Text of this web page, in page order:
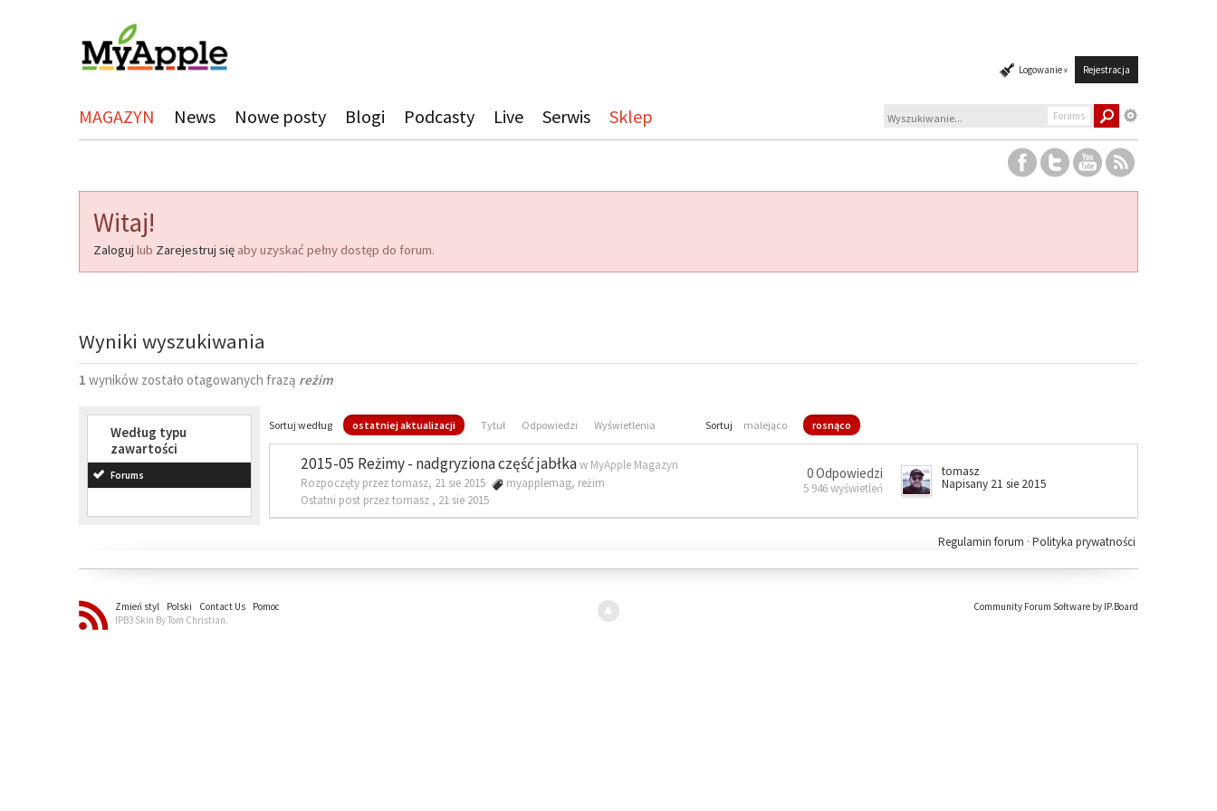
Logowanie » Rejestracja
MAGAZYN News Nowe posty Blogi Podcasty Live Serwis Sklep Forums
Witaj!
Zaloguj lub Zarejestruj się aby uzyskać pełny dostęp do forum.
Wyniki wyszukiwania
1 wyników zostało otagowanych frazą reżim
Według typu
zawartości
Forums
Sortuj według ostatniej aktualizacji Tytuł Odpowiedzi Wyświetlenia Sortuj malejąco rosnąco
2015-05 Reżimy - nadgryziona część jabłkaw MyApple Magazyn
Rozpoczęty przez tomasz, 21 sie 2015
myapplemag, reżim
Ostatni post przez tomasz , 21 sie 2015
0 Odpowiedzi
5 946 wyświetleń
tomasz
Napisany 21 sie 2015
Polityka prywatności
Regulamin forum ·
Zmień styl Polski Contact Us
Pomoc
IPB3 Skin By Tom Christian.
Community Forum Software by IP.Board